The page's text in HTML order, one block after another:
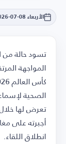
الأربعاء 08-07-2026
تسود حالة من
المواجهة
الصحية
تعرض لها
أجبرته على
انطلاق اللقاء.